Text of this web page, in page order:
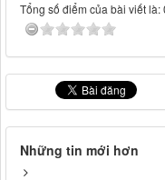
Tổng số điểm của bài viết là:
Những tin mới hơn